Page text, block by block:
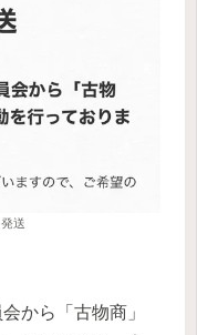
送
から「古物商」